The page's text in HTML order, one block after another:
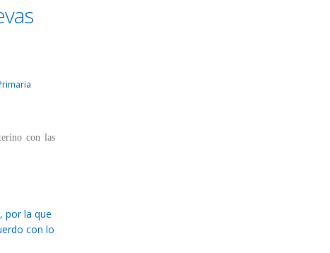
con las
por la que
con lo